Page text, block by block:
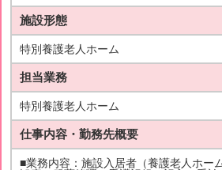
施設形態
特別養護老人ホーム
担当業務
特別養護老人ホーム
仕事内容・勤務先概要
■業務内容：施設入居者（養護老人ホー